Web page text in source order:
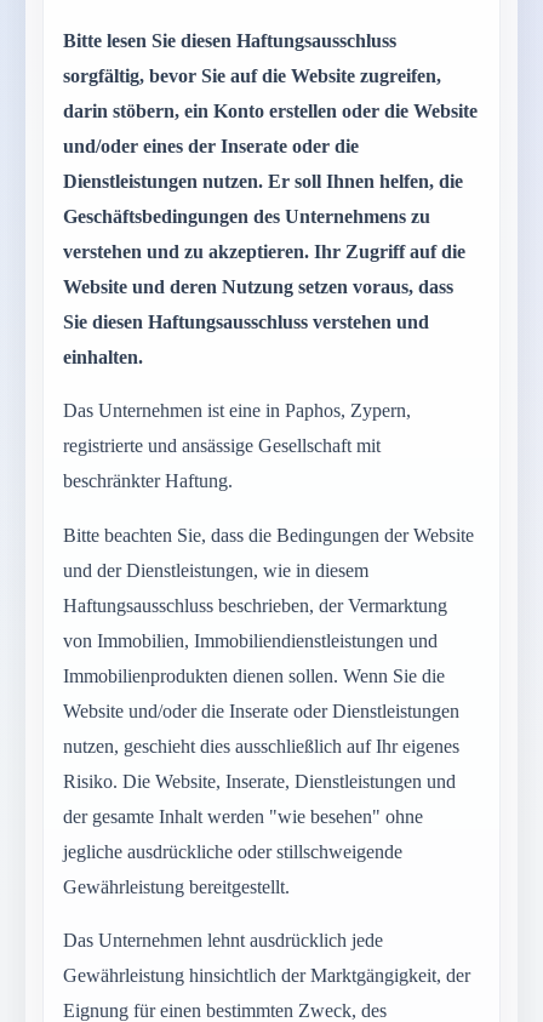
Bitte lesen Sie diesen Haftungsausschluss
sorgfältig, bevor Sie auf die Website zugreifen,
darin stöbern, ein Konto erstellen oder die Website
und/oder eines der Inserate oder die
Dienstleistungen nutzen. Er soll Ihnen helfen, die
Geschäftsbedingungen des Unternehmens zu
verstehen und zu akzeptieren. Ihr Zugriff auf die
Website und deren Nutzung setzen voraus, dass
Sie diesen Haftungsausschluss verstehen und
einhalten.
Das Unternehmen ist eine in Paphos, Zypern,
registrierte und ansässige Gesellschaft mit
beschränkter Haftung.
Bitte beachten Sie, dass die Bedingungen der Website
und der Dienstleistungen, wie in diesem
Haftungsausschluss beschrieben, der Vermarktung
von Immobilien, Immobiliendienstleistungen und
Immobilienprodukten dienen sollen. Wenn Sie die
Website und/oder die Inserate oder Dienstleistungen
nutzen, geschieht dies ausschließlich auf Ihr eigenes
Risiko. Die Website, Inserate, Dienstleistungen und
der gesamte Inhalt werden "wie besehen" ohne
jegliche ausdrückliche oder stillschweigende
Gewährleistung bereitgestellt.
Das Unternehmen lehnt ausdrücklich jede
Gewährleistung hinsichtlich der Marktgängigkeit, der
Eignung für einen bestimmten Zweck, des